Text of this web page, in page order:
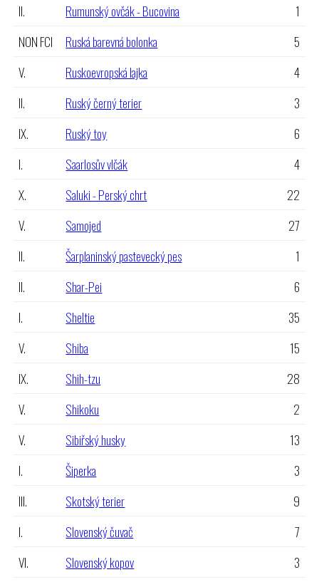
II.
Rumunský ovčák - Bucovina
1
NON FCI
Ruská barevná bolonka
5
V.
Ruskoevropská lajka
4
II.
Ruský černý terier
3
IX.
Ruský toy
6
I.
Saarlosův vlčák
4
X.
Saluki - Perský chrt
22
V.
Samojed
27
II.
Šarplaninský pastevecký pes
1
II.
Shar-Pei
6
I.
Sheltie
35
V.
Shiba
15
IX.
Shih-tzu
28
V.
Shikoku
2
V.
Sibiřský husky
13
I.
Šiperka
3
III.
Skotský terier
9
I.
Slovenský čuvač
7
VI.
Slovenský kopov
3